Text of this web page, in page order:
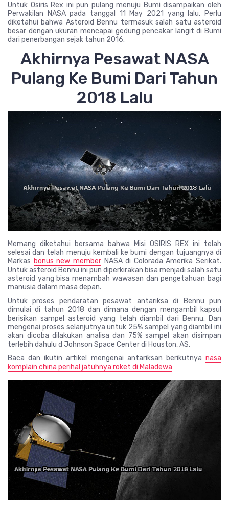
Untuk Osiris Rex ini pun pulang menuju Bumi disampaikan oleh
Perwakilan NASA pada tanggal 11 May 2021 yang lalu. Perlu
diketahui bahwa Asteroid Bennu termasuk salah satu asteroid
besar dengan ukuran mencapai gedung pencakar langit di Bumi
dari penerbangan sejak tahun 2016.
Akhirnya Pesawat NASA
Pulang Ke Bumi Dari Tahun
2018 Lalu
Memang diketahui bersama bahwa Misi OSIRIS REX ini telah
selesai dan telah menuju kembali ke bumi dengan tujuangnya di
Markas bonus new memberNASA di Colorada Amerika Serikat.
Untuk asteroid Bennu ini pun diperkirakan bisa menjadi salah satu
asteroid yang bisa menambah wawasan dan pengetahuan bagi
manusia dalam masa depan.
Untuk proses pendaratan pesawat antariksa di Bennu pun
dimulai di tahun 2018 dan dimana dengan mengambil kapsul
berisikan sampel asteroid yang telah diambil dari Bennu. Dan
mengenai proses selanjutnya untuk 25% sampel yang diambil ini
akan dicoba dilakukan analisa dan 75% sampel akan disimpan
terlebih dahulu d Johnson Space Center di Houston, AS.
Baca dan ikutin artikel mengenai antariksan berikutnya nasa
komplain china perihal jatuhnya roket di Maladewa